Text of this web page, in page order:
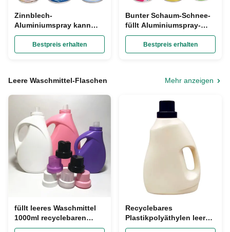
Zinnblech-
Aluminiumspray kann
künstliches Schnee-
Aerosol abfüllen sprühen
ODM
Bestpreis erhalten
Bunter Schaum-Schnee-
füllt Aluminiumspray-
Dose 250ml Durchmesser
45mm für Festival-
Dekoration ab
Bestpreis erhalten
Leere Waschmittel-Flaschen Mehr anzeigen
füllt leeres Waschmittel
1000ml recyclebaren
Plastikbehälter SGS ab
Recyclebares
Plastikpolyäthylen leeres
Waschmittel füllt FDA-